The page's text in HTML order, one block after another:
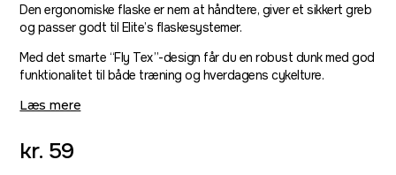
Den ergonomiske flaske er nem at håndtere, giver et sikkert greb
og passer godt til Elite’s flaskesystemer.
Med det smarte “Fly Tex”-design får du en robust dunk med god
funktionalitet til både træning og hverdagens cykelture.
Læs mere
kr. 59